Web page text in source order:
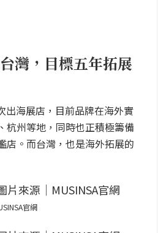
灣，目標五年拓展
出海展店，目前品牌在海外實
杭州等地，同時也正積極籌備
店。而台灣，也是海外拓展的
官網